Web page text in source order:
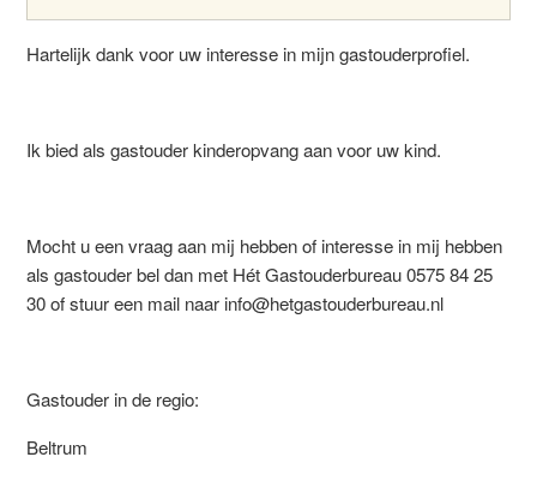
Hartelijk dank voor uw interesse in mijn gastouderprofiel.
Ik bied als gastouder kinderopvang aan voor uw kind.
Mocht u een vraag aan mij hebben of interesse in mij hebben
als gastouder bel dan met Hét Gastouderbureau 0575 84 25
30 of stuur een mail naar info@hetgastouderbureau.nl
Gastouder in de regio:
Beltrum